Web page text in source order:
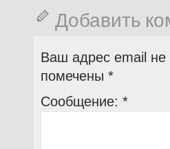
Добавить
Ваш адрес email не
помечены *
Сообщение: *